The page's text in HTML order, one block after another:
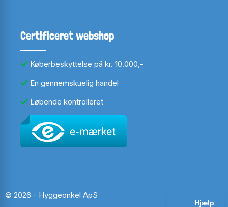
Certificeret webshop
Køberbeskyttelse på kr. 10.000,-
En gennemskuelig handel
Løbende kontrolleret
© 2026 - Hyggeonkel ApS